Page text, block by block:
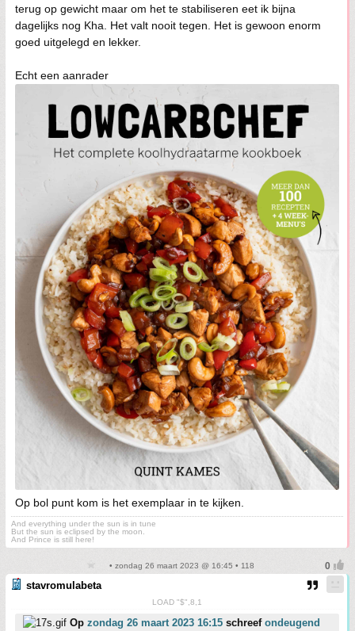
terug op gewicht maar om het te stabiliseren eet ik bijna
dagelijks nog Kha. Het valt nooit tegen. Het is gewoon enorm
goed uitgelegd en lekker.
Echt een aanrader
Op bol punt kom is het exemplaar in te kijken.
And everything under the sun is in tune
But the sun is eclipsed by the moon.
And Prince is still here!
• zondag 26 maart 2023 @ 16:45 • 118
stavromulabeta
LOAD "$",8,1
Op zondag 26 maart 2023 16:15 schreef ondeugend